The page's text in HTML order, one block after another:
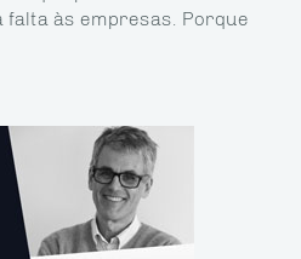
falta às empresas. Porque